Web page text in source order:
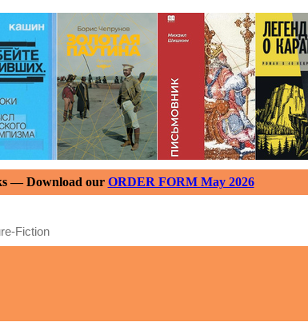
— Download our ORDER FORM May 2026
Fiction